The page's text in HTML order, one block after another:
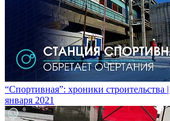
“Спортивная”: хроники
января 2021